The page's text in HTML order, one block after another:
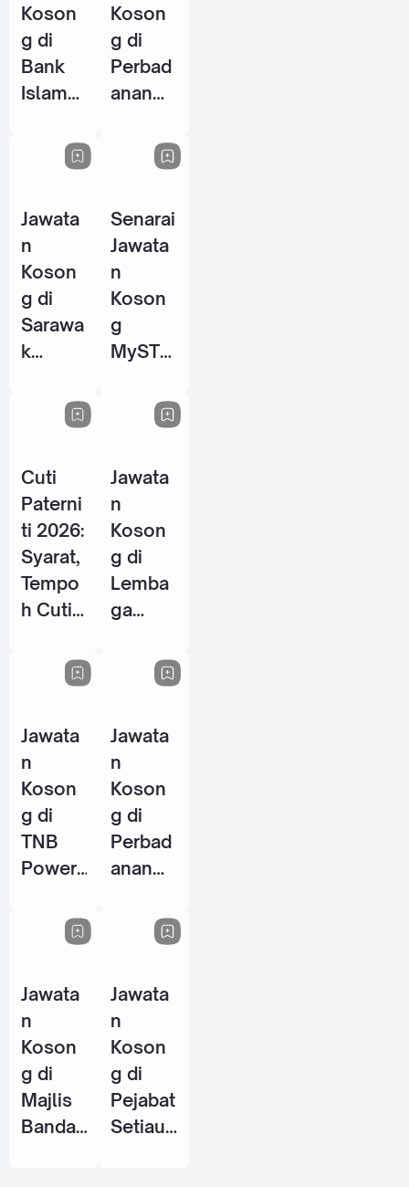
Koson
g di
Bank
Islam
Berhad
- 25
Jun
2026
Koson
g di
Perbad
anan
Johor
29 Mei
2026
Jawata
n
Koson
g di
Sarawa
k
Berhad
2026
Senarai
Jawata
n
Koson
g
MySTE
2026
Cuti
Paterni
ti 2026:
Syarat,
Tempo
h Cuti
Pekerja
Lelaki
Malays
ia
Jawata
n
Koson
g di
Lemba
ga
(TH) -
2026
Jawata
n
Koson
g di
TNB
Power
Jun
2026
Jawata
n
Koson
g di
Perbad
anan
takaan
Awam
Perak
(PPANP
k) - 1
Jun
2026
Jawata
n
Koson
g di
Majlis
Bandar
Jawata
n
Koson
g di
Pejabat
Setiaus